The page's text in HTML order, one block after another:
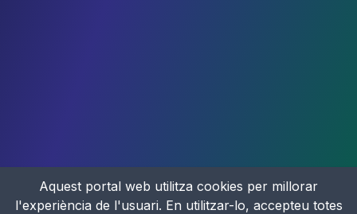
Aquest portal web utilitza cookies per millorar
l'experiència de l'usuari. En utilitzar-lo, accepteu totes